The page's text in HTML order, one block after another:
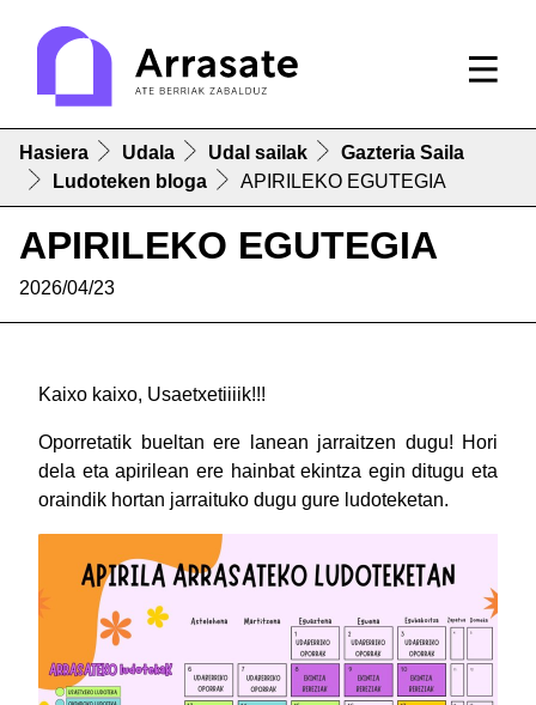
Hasiera Udala Udal sailak
Gazteria Saila
Ludoteken bloga
APIRILEKO EGUTEGIA
APIRILEKO EGUTEGIA
2026/04/23
Kaixo kaixo, Usaetxetiiiik!!!
Oporretatik bueltan ere lanean jarraitzen dugu! Hori
dela eta apirilean ere hainbat ekintza egin ditugu eta
oraindik hortan jarraituko dugu gure ludoteketan.